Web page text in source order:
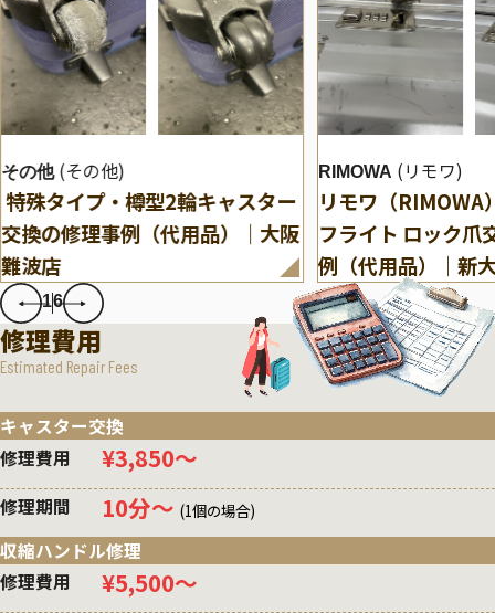
その他 (その他)
特殊タイプ・樽型2輪キャスター
交換の修理事例（代用品）｜大阪
難波店
RIMOWA (リモワ)
リモワ（RIMOWA
フライト ロック爪
例（代用品）｜新
16
修理費用
Estimated Repair Fees
キャスター交換
修理費用
¥3,850〜
修理期間 10分〜 (1個の場合)
収縮ハンドル修理
修理費用
¥5,500〜